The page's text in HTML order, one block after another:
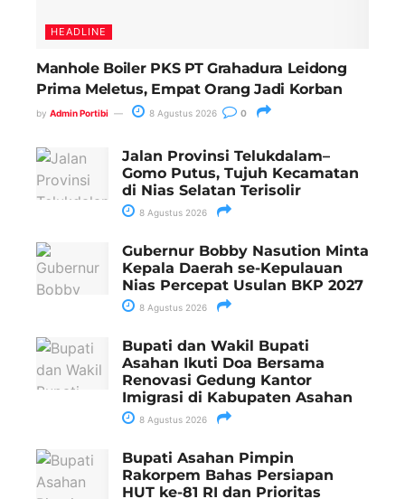
HEADLINE
Manhole Boiler PKS PT Grahadura Leidong
Prima Meletus, Empat Orang Jadi Korban
by Admin Portibi 8 Agustus 2026 0
Jalan Provinsi Telukdalam–
Gomo Putus, Tujuh Kecamatan
di Nias Selatan Terisolir
8 Agustus 2026
Gubernur Bobby Nasution Minta
Kepala Daerah se-Kepulauan
Nias Percepat Usulan BKP 2027
8 Agustus 2026
Bupati dan Wakil Bupati
Asahan Ikuti Doa Bersama
Renovasi Gedung Kantor
Imigrasi di Kabupaten Asahan
8 Agustus 2026
Bupati Asahan Pimpin
Rakorpem Bahas Persiapan
HUT ke-81 RI dan Prioritas